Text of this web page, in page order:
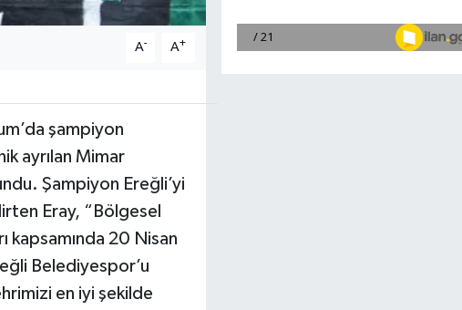
A- A+
şampiyon
ayrılan Mimar
Şampiyon Ereğli’yi
Eray, “Bölgesel
kapsamında 20 Nisan
Belediyespor’u
en iyi şekilde